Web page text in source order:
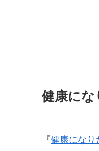
健康にな
『健康になり